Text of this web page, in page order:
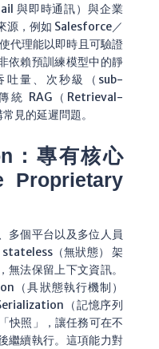
與即時通訊）與企業
源，例如 Salesforce／
代理能以即時且可驗證
依賴預訓練模型中的靜
吐量、次秒級（sub-
統 RAG（Retrieval-
見的延遲問題。
：專有核心
多個平台以及多位人員
stateless（無狀態） 架
法保留上下文資訊。
（具狀態執行機制）
（記憶序列
快照」，讓任務可在不
繼續執行。這項能力對